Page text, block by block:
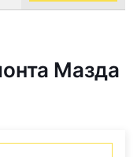
Мазда